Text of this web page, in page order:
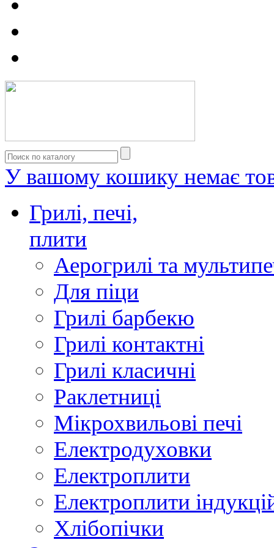
У вашому кошику немає
Грилі, печі,
плити
Аерогрилі та
Для піци
Грилі барбекю
Грилі контактні
Грилі класичні
Раклетниці
Мікрохвильові печі
Електродуховки
Електроплити
Електроплити
Хлібопічки